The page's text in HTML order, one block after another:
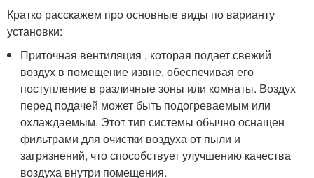
Кратко расскажем про основные виды по варианту
установки:
Приточная вентиляция , которая подает свежий
воздух в помещение извне, обеспечивая его
поступление в различные зоны или комнаты. Воздух
перед подачей может быть подогреваемым или
охлаждаемым. Этот тип системы обычно оснащен
фильтрами для очистки воздуха от пыли и
загрязнений, что способствует улучшению качества
воздуха внутри помещения.